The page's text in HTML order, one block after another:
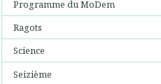
Programme du MoDem
Ragots
Science
Seizième